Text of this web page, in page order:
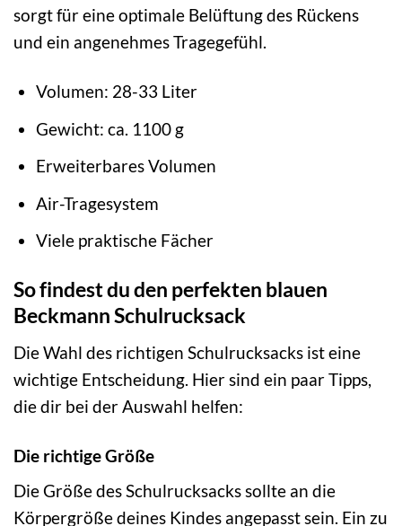
sorgt für eine optimale Belüftung des Rückens
und ein angenehmes Tragegefühl.
Volumen: 28-33 Liter
Gewicht: ca. 1100 g
Erweiterbares Volumen
Air-Tragesystem
Viele praktische Fächer
So findest du den perfekten blauen
Beckmann Schulrucksack
Die Wahl des richtigen Schulrucksacks ist eine
wichtige Entscheidung. Hier sind ein paar Tipps,
die dir bei der Auswahl helfen:
Die richtige Größe
Die Größe des Schulrucksacks sollte an die
Körpergröße deines Kindes angepasst sein. Ein zu